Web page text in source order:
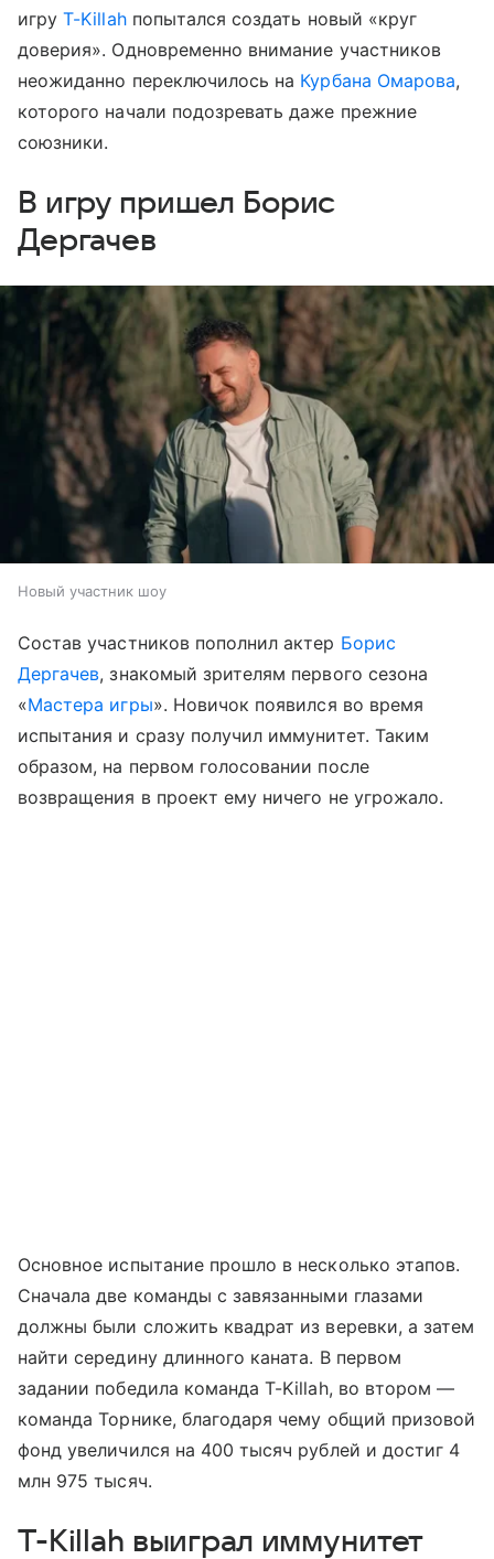
игруT-Killahпопытался создать новый «круг
доверия». Одновременно внимание участников
неожиданно переключилось на Курбана Омарова,
которого начали подозревать даже прежние
союзники.
В игру пришел Борис
Дергачев
Новый участник шоу
Состав участников пополнил актер Борис
Дергачев, знакомый зрителям первого сезона
«Мастера игры». Новичок появился во время
испытания и сразу получил иммунитет. Таким
образом, на первом голосовании после
возвращения в проект ему ничего не угрожало.
Основное испытание прошло в несколько этапов.
Сначала две команды с завязанными глазами
должны были сложить квадрат из веревки, а затем
найти середину длинного каната. В первом
задании победила команда T-Killah, во втором —
команда Торнике, благодаря чему общий призовой
фонд увеличился на 400 тысяч рублей и достиг 4
млн 975 тысяч.
T-Killah выиграл иммунитет